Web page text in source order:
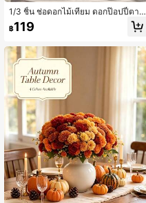
1/3 ชิ้น ช่อดอกไม้เทียม ดอกป๊อปปี้ตาข่
ายสีรุ้ง ความยาว: 40 ซม. เหมาะสำหรั
บงานแต่งงาน วันแม่ งานวันเกิด และก
ดอกไม้เทียมแขวน
฿119